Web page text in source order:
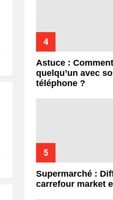
Astuce :
quelqu’un avec
téléphone ?
Supermarché :
carrefour market